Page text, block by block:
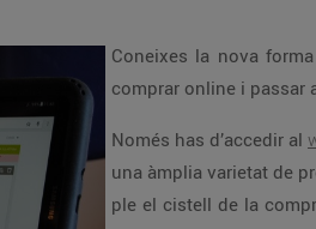
Coneixes la nova
comprar online i passar
Només has d’accedir al
una àmplia varietat de
ple el cistell de la